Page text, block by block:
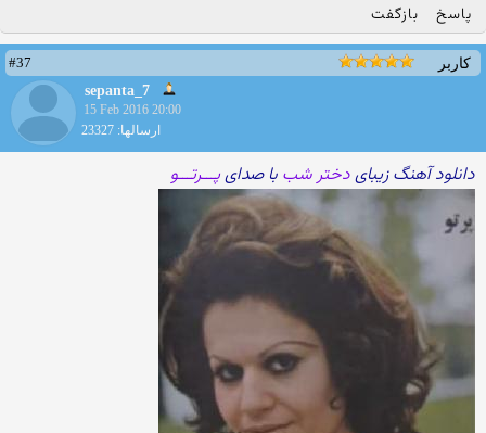
پاسخ بازگفت
کاربر
#37
sepanta_7
15 Feb 2016 20:00
ارسالها: 23327
دانلود آهنگ زیبایدختر شب با صدایپـــرتـــو